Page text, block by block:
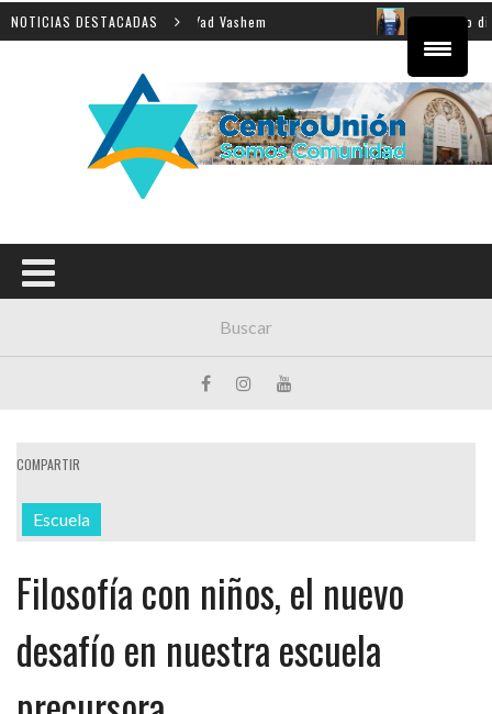
NOTICIAS DESTACADAS
de la Shoá en Yad Vashem El equipo directivo
COMPARTIR
Escuela
Filosofía con niños, el nuevo
desafío en nuestra escuela